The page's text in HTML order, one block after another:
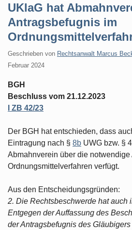
UKlaG hat
Antragsbefugnis im
Geschrieben von Rechtsanwalt Marcus
Februar 2024
BGH
Beschluss vom 21.12.2023
I ZB 42/23
Der BGH hat entschieden, dass
Eintragung nach § 8b UWG bzw. §
Abmahnverein über die
Ordnungsmittelverfahren verfügt.
Aus den Entscheidungsgründen:
2. Die Rechtsbeschwerde hat auch
Entgegen der Auffassung des
der Antragsbefugnis des Gläubigers